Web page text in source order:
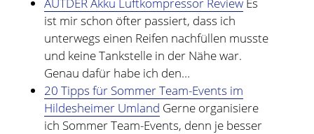
ist mir schon öfter passiert, dass ich
unterwegs einen Reifen nachfüllen musste
und keine Tankstelle in der Nähe war.
Genau dafür habe ich den…
20 Tipps für Sommer Team-Events im
Hildesheimer Umland Gerne organisiere
ich Sommer Team-Events, denn je besser